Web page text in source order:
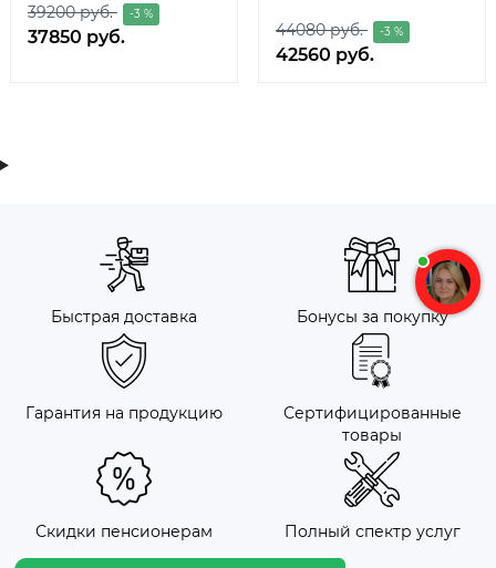
39200 руб. -3 %
37850 руб. 44080 руб. -3 %
42560 руб.
Быстрая доставка Бонусы за покупку
Гарантия на продукцию
Сертифицированные
товары
Скидки пенсионерам Полный спектр услуг